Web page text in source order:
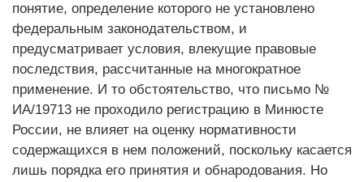
понятие, определение которого не установлено
федеральным законодательством, и
предусматривает условия, влекущие правовые
последствия, рассчитанные на многократное
применение. И то обстоятельство, что письмо №
ИА/19713 не проходило регистрацию в Минюсте
России, не влияет на оценку нормативности
содержащихся в нем положений, поскольку касается
лишь порядка его принятия и обнародования. Но